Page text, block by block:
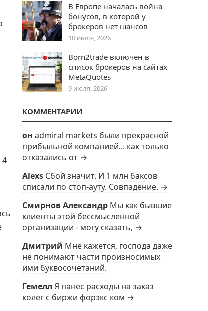
4
В Европе началась война
бонусов, в которой у
брокеров нет шансов
10 июля, 2026
Born2trade включен в
список брокеров на сайтах
MetaQuotes
9 июля, 2026
КОММЕНТАРИИ
он admiral markets были прекрасной
прибыльной компанией... как только
отказались от →
Alexs Сбой значит. И 1 млн баксов
списали по стоп-ауту. Совпадение. →
Смирнов Александр Мы как бывшие
клиенты этой бессмысленной
организации - могу сказать, →
Дмитрий Мне кажется, господа даже
не понимают части произносимых
ими буквосочетаний.
Гемелл Я панес расходы на заказ
колег с биржи форэкс ком →